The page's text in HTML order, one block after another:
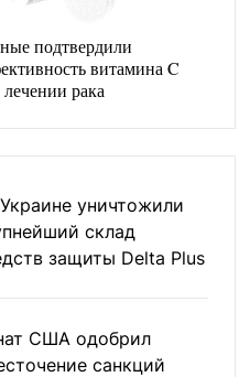
подтвердили
витамина C
рака
уничтожили
склад
защиты Delta Plus
США одобрил
санкций